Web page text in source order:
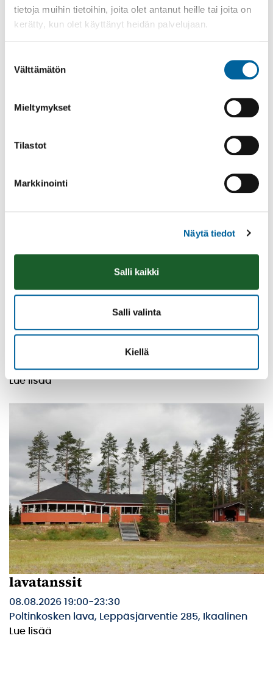
tietoja muihin tietoihin, joita olet antanut heille tai joita on
kerätty, kun olet käyttänyt heidän palvelujaan.
valinta
Välttämätön
Mieltymykset
Tilastot
Markkinointi
Näytä tiedot
Salli kaikki
Salli valinta
Kiellä
Poistomyynti kirjaston aukioloaikana
Poppelikatu 10
Vatulanharjun Vestivaalit
Palinperäntie 1312
Lue lisää
lavatanssit
08.08.2026 19:00-23:30
Poltinkosken lava, Leppäsjärventie 285, Ikaalinen
Lue lisää